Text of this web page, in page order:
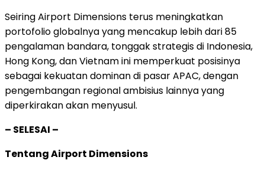
Seiring Airport Dimensions terus meningkatkan
portofolio globalnya yang mencakup lebih dari 85
pengalaman bandara, tonggak strategis di Indonesia,
Hong Kong, dan Vietnam ini memperkuat posisinya
sebagai kekuatan dominan di pasar APAC, dengan
pengembangan regional ambisius lainnya yang
diperkirakan akan menyusul.
– SELESAI –
Tentang Airport Dimensions